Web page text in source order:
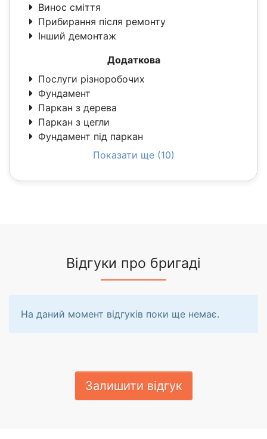
Винос сміття
Прибирання після ремонту
Інший демонтаж
Додаткова
Послуги різноробочих
Фундамент
Паркан з дерева
Паркан з цегли
Фундамент під паркан
Показати ще (10)
Відгуки про бригаді
На даний момент відгуків поки ще немає.
Залишити відгук